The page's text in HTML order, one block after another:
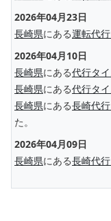
2026年04月23日
長崎県にある運転代
2026年04月10日
長崎県にある代行タ
長崎県にある代行タ
長崎県にある長崎代
た。
2026年04月09日
長崎県にある長崎代